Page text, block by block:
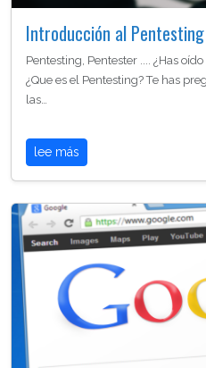
Introducción al Pentesting
Pentesting, Pentester .... ¿Has
¿Que es el Pentesting? Te has
las…
lee más